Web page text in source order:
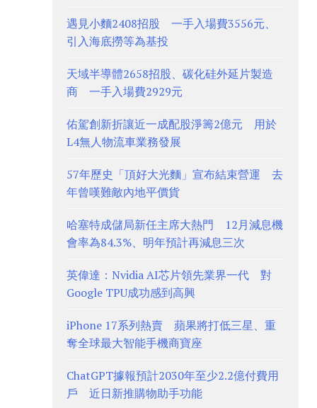
遇見小麵2408招股 一手入場費3556元、
引入海底撈等為基投
天域半導體2658招股、碳化硅外延片製造
商 一手入場費2929元
佑駕創新折讓近一成配股淨籌2億元 用於
L4無人物流車業務發展
57年歷史「頂好大光麵」宣布結束營運 去
年曾嘆難敵內地平價貨
哈塞特成儲局新任主席大熱門 12月減息機
會率為84.3%、明年預計再減息三次
英偉達：Nvidia AI芯片領先業界一代 對
Google TPU成功感到高興
iPhone 17系列熱賣 蘋果將打低三星、重
奪全球最大智能手機商寶座
ChatGPT據報預計2030年至少2.2億付費用
戶 近日新推購物助手功能